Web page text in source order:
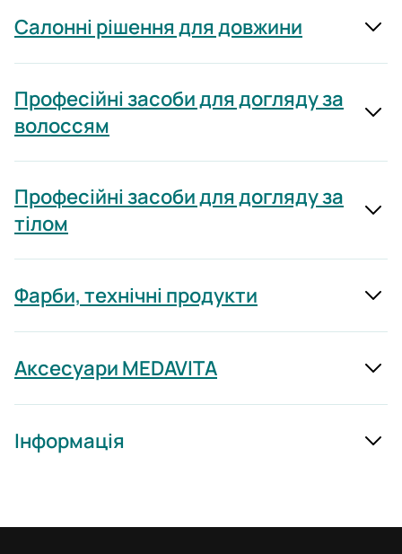
Салонні рішення для довжини
Професійні засоби для догляду за
волоссям
Професійні засоби для догляду за
тілом
Фарби, технічні продукти
Аксесуари MEDAVITA
Інформація